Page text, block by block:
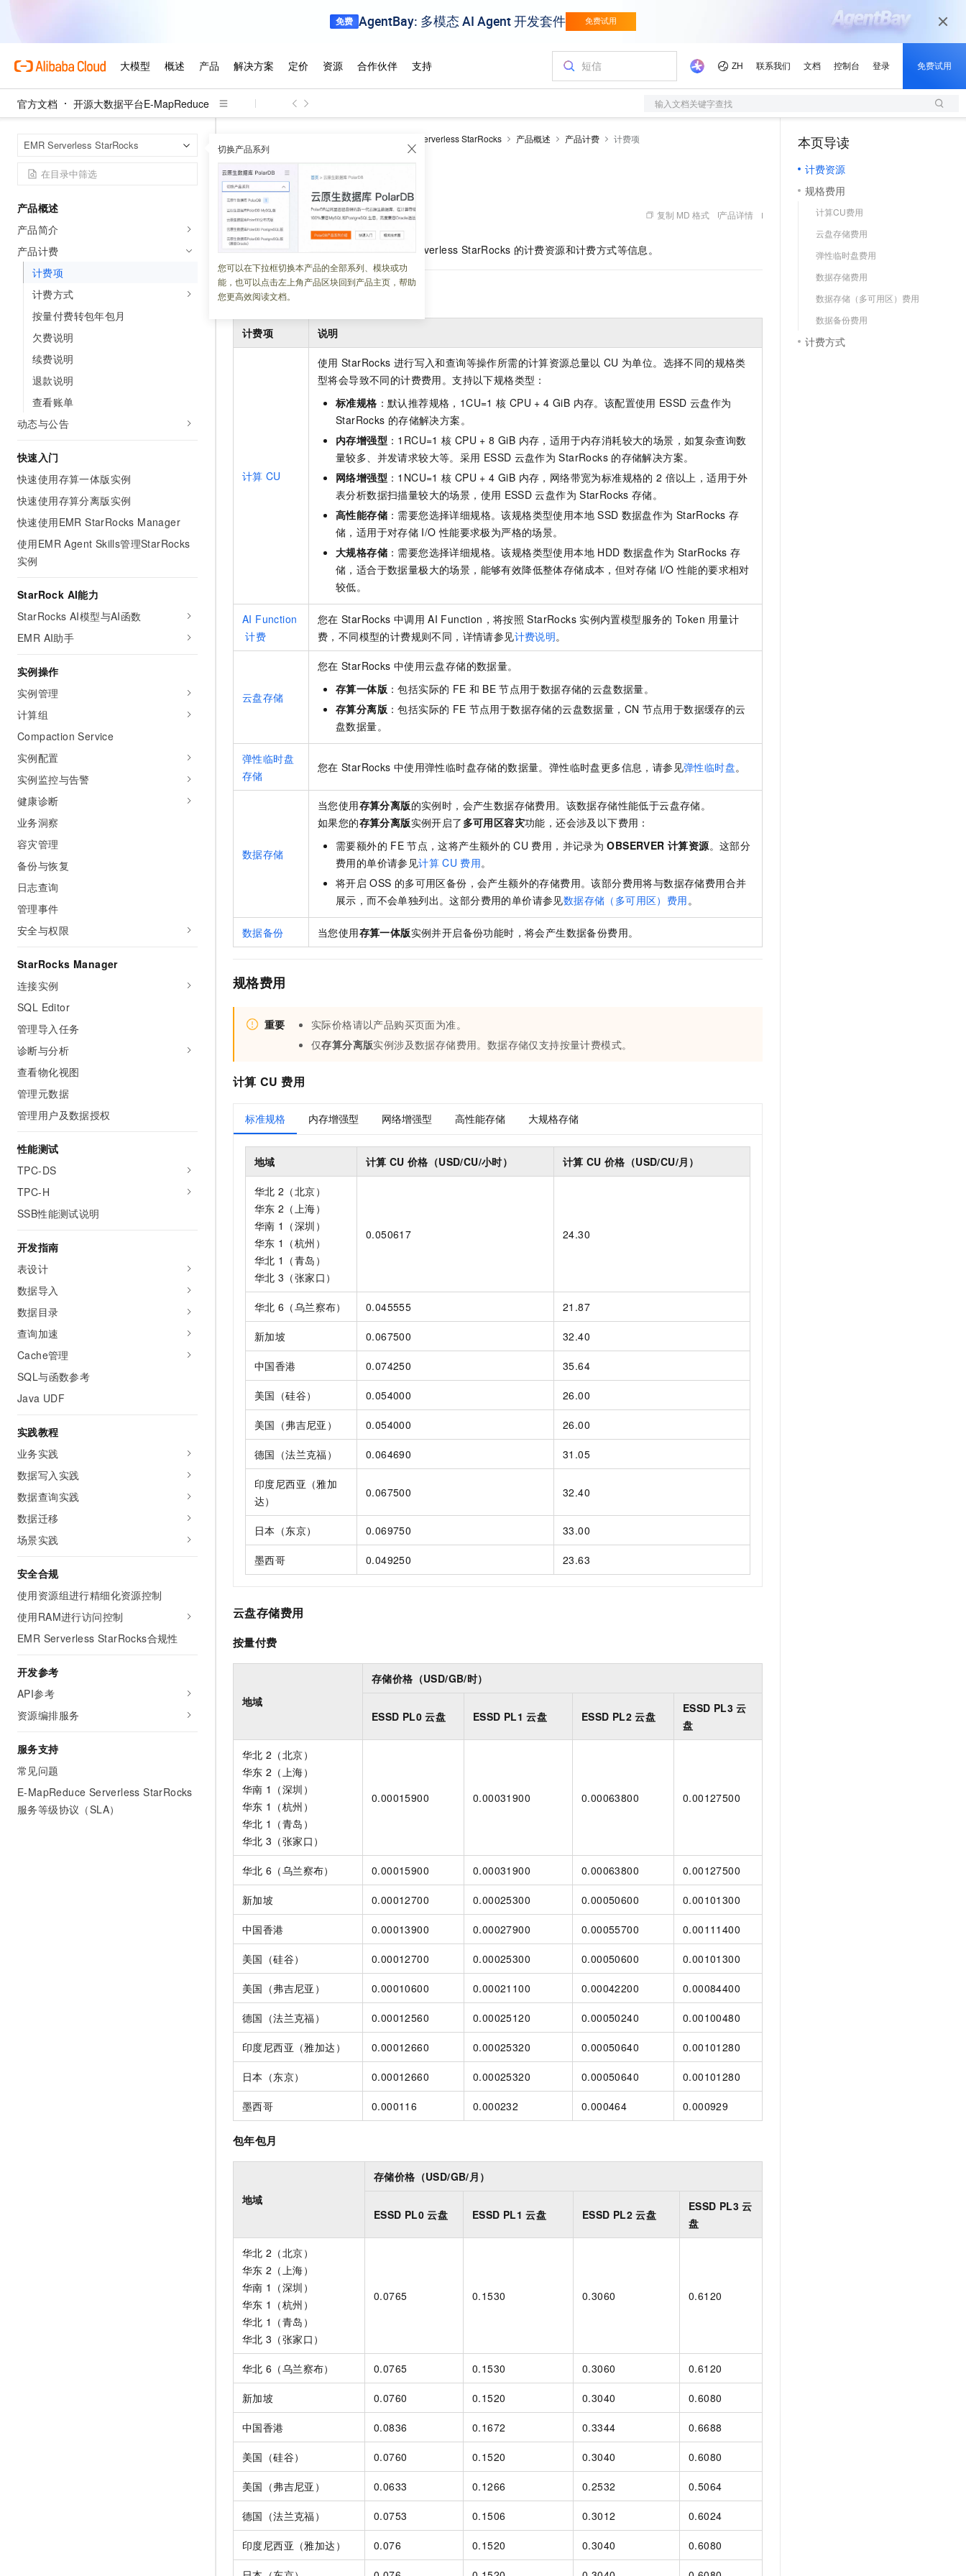
官方文档 开源大数据平台E-MapReduce 输入文档关键字查找
EMR Serverless StarRocks 切换产品系列
您可以在下拉框切换本产品的全部系列、模块或功
能，也可以点击左上角产品区块回到产品主页，帮助
您更高效阅读文档。
产品概述
产品简介
产品计费
计费项
计费方式
按量付费转包年包月
欠费说明
续费说明
退款说明
查看账单
动态与公告
快速入门
快速使用存算一体版实例
快速使用存算分离版实例
快速使用EMR StarRocks Manager
使用EMR Agent Skills管理StarRocks
实例
StarRock AI能力
StarRocks AI模型与AI函数
EMR AI助手
实例操作
实例管理
计算组
Compaction Service
实例配置
实例监控与告警
健康诊断
业务洞察
容灾管理
备份与恢复
日志查询
管理事件
安全与权限
StarRocks Manager
连接实例
SQL Editor
管理导入任务
诊断与分析
查看物化视图
管理元数据
管理用户及数据授权
性能测试
TPC-DS
TPC-H
SSB性能测试说明
开发指南
表设计
数据导入
数据目录
查询加速
Cache管理
SQL与函数参考
Java UDF
实践教程
业务实践
数据写入实践
数据查询实践
数据迁移
场景实践
安全合规
使用资源组进行精细化资源控制
使用RAM进行访问控制
EMR Serverless StarRocks合规性
开发参考
API参考
资源编排服务
服务支持
常见问题
E-MapReduce Serverless StarRocks
服务等级协议（SLA）
EMR Serverless StarRocks 产品概述 产品计费 计费项
计费项
更新时间： 2026-07-13 08:44:54 复制 MD 格式 产品详情
通过阅读本文，您可以快速了解 EMR Serverless StarRocks 的计费资源和计费方式等信息。
计费资源
计费项 说明
计算 CU
使用 StarRocks 进行写入和查询等操作所需的计算资源总量以 CU 为单位。选择不同的规格类
型将会导致不同的计费费用。支持以下规格类型：
标准规格 ：默认推荐规格，1CU=1 核 CPU + 4 GiB 内存。该配置使用 ESSD 云盘作为
StarRocks 的存储解决方案。
内存增强型 ：1RCU=1 核 CPU + 8 GiB 内存，适用于内存消耗较大的场景，如复杂查询数
量较多、并发请求较大等。采用 ESSD 云盘作为 StarRocks 的存储解决方案。
网络增强型 ：1NCU=1 核 CPU + 4 GiB 内存，网络带宽为标准规格的 2 倍以上，适用于外
表分析数据扫描量较大的场景，使用 ESSD 云盘作为 StarRocks 存储。
高性能存储 ：需要您选择详细规格。该规格类型使用本地 SSD 数据盘作为 StarRocks 存
储，适用于对存储 I/O 性能要求极为严格的场景。
大规格存储 ：需要您选择详细规格。该规格类型使用本地 HDD 数据盘作为 StarRocks 存
储，适合于数据量极大的场景，能够有效降低整体存储成本，但对存储 I/O 性能的要求相对
较低。
AI Function
计费
您在 StarRocks 中调用 AI Function，将按照 StarRocks 实例内置模型服务的 Token 用量计
费，不同模型的计费规则不同，详情请参见计费说明。
云盘存储
您在 StarRocks 中使用云盘存储的数据量。
存算一体版 ：包括实际的 FE 和 BE 节点用于数据存储的云盘数据量。
存算分离版 ：包括实际的 FE 节点用于数据存储的云盘数据量，CN 节点用于数据缓存的云
盘数据量。
弹性临时盘
存储
您在 StarRocks 中使用弹性临时盘存储的数据量。弹性临时盘更多信息，请参见弹性临时盘。
数据存储
当您使用存算分离版的实例时，会产生数据存储费用。该数据存储性能低于云盘存储。
如果您的存算分离版实例开启了 多可用区容灾功能，还会涉及以下费用：
需要额外的 FE 节点，这将产生额外的 CU 费用，并记录为 OBSERVER 计算资源。这部分
费用的单价请参见计算 CU 费用。
将开启 OSS 的多可用区备份，会产生额外的存储费用。该部分费用将与数据存储费用合并
展示，而不会单独列出。这部分费用的单价请参见数据存储（多可用区）费用。
数据备份 当您使用存算一体版实例并开启备份功能时，将会产生数据备份费用。
规格费用
重要
实际价格请以产品购买页面为准。
仅存算分离版实例涉及数据存储费用。数据存储仅支持按量计费模式。
计算 CU 费用
标准规格 内存增强型 网络增强型 高性能存储 大规格存储
地域 计算 CU 价格（USD/CU/小时） 计算 CU 价格（USD/CU/月）
华北 2（北京）
华东 2（上海）
华南 1（深圳）
华东 1（杭州）
华北 1（青岛）
华北 3（张家口）
0.050617 24.30
华北 6（乌兰察布） 0.045555 21.87
新加坡 0.067500 32.40
中国香港 0.074250 35.64
美国（硅谷） 0.054000 26.00
美国（弗吉尼亚） 0.054000 26.00
德国（法兰克福） 0.064690 31.05
印度尼西亚（雅加
达）
0.067500 32.40
日本（东京） 0.069750 33.00
墨西哥 0.049250 23.63
云盘存储费用
按量付费
地域
存储价格（USD/GB/时）
ESSD PL0 云盘 ESSD PL1 云盘 ESSD PL2 云盘
ESSD PL3 云
盘
华北 2（北京）
华东 2（上海）
华南 1（深圳）
华东 1（杭州）
华北 1（青岛）
华北 3（张家口）
0.00015900 0.00031900 0.00063800 0.00127500
华北 6（乌兰察布） 0.00015900 0.00031900 0.00063800 0.00127500
新加坡 0.00012700 0.00025300 0.00050600 0.00101300
中国香港 0.00013900 0.00027900 0.00055700 0.00111400
美国（硅谷） 0.00012700 0.00025300 0.00050600 0.00101300
美国（弗吉尼亚） 0.00010600 0.00021100 0.00042200 0.00084400
德国（法兰克福） 0.00012560 0.00025120 0.00050240 0.00100480
印度尼西亚（雅加达） 0.00012660 0.00025320 0.00050640 0.00101280
日本（东京） 0.00012660 0.00025320 0.00050640 0.00101280
墨西哥 0.000116 0.000232 0.000464 0.000929
包年包月
地域
存储价格（USD/GB/月）
ESSD PL0 云盘 ESSD PL1 云盘 ESSD PL2 云盘
ESSD PL3 云
盘
华北 2（北京）
华东 2（上海）
华南 1（深圳）
华东 1（杭州）
华北 1（青岛）
华北 3（张家口）
0.0765 0.1530 0.3060 0.6120
华北 6（乌兰察布） 0.0765 0.1530 0.3060 0.6120
新加坡 0.0760 0.1520 0.3040 0.6080
中国香港 0.0836 0.1672 0.3344 0.6688
美国（硅谷） 0.0760 0.1520 0.3040 0.6080
美国（弗吉尼亚） 0.0633 0.1266 0.2532 0.5064
德国（法兰克福） 0.0753 0.1506 0.3012 0.6024
印度尼西亚（雅加达） 0.076 0.1520 0.3040 0.6080
本页导读
计费资源
规格费用
计算CU费用
云盘存储费用
弹性临时盘费用
数据存储费用
数据存储（多可用区）费用
数据备份费用
计费方式